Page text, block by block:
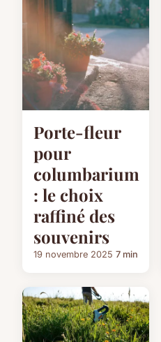
Porte-fleur
pour
columbarium
: le choix
raffiné des
souvenirs
19 novembre 2025 7 min